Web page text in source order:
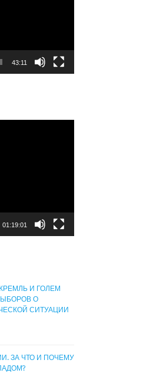
43:11
01:19:01
И ГОЛЕМ
О
СИТУАЦИИ
ЗА ЧТО И ПОЧЕМУ